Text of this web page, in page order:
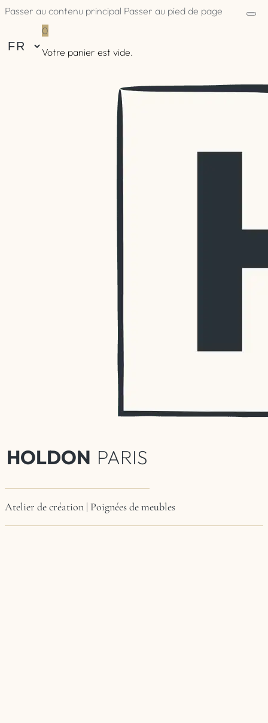
Passer au contenu principal Passer au pied de page
0
Votre panier est vide.
HOLDON PARIS
Atelier de création | Poignées de meubles